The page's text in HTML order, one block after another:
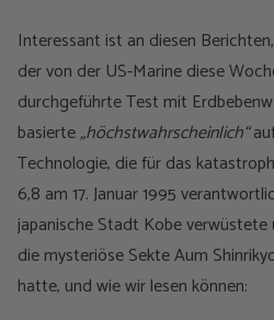
Interessant ist an diesen
der von der US-Marine diese
durchgeführte Test mit
basierte„höchstwahrscheinlich“
Technologie, die für das
6,8 am 17. Januar 1995
japanische Stadt Kobe
die mysteriöse Sekte Aum
hatte, und wie wir lesen können: